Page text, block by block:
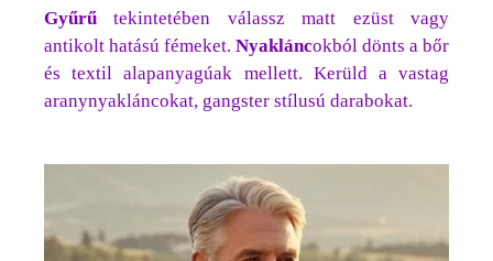
Gyűrű tekintetében válassz matt ezüst vagy
antikolt hatású fémeket. Nyakláncokból dönts a bőr
és textil alapanyagúak mellett. Kerüld a vastag
aranynyakláncokat, gangster stílusú darabokat.